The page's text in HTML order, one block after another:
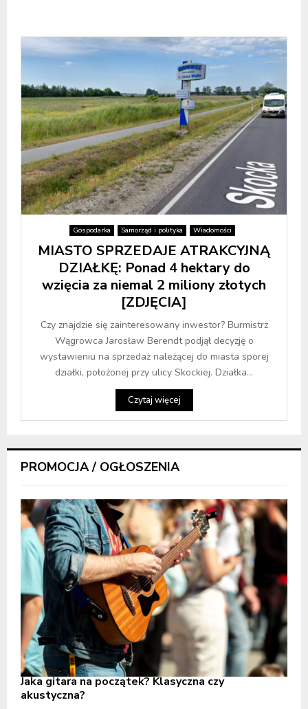
Gospodarka Samorząd i polityka Wiadomości
MIASTO SPRZEDAJE ATRAKCYJNĄ
DZIAŁKĘ: Ponad 4 hektary do
wzięcia za niemal 2 miliony złotych
[ZDJĘCIA]
Czy znajdzie się zainteresowany inwestor? Burmistrz
Wągrowca Jarosław Berendt podjął decyzję o
wystawieniu na sprzedaż należącej do miasta sporej
działki, położonej przy ulicy Skockiej. Działka...
Czytaj więcej
PROMOCJA / OGŁOSZENIA
Jaka gitara na początek? Klasyczna czy
akustyczna?